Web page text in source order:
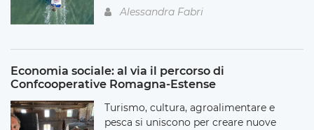
Alessandra Fabri
Economia sociale: al via il percorso di
Confcooperative Romagna-Estense
Turismo, cultura, agroalimentare e
pesca si uniscono per creare nuove